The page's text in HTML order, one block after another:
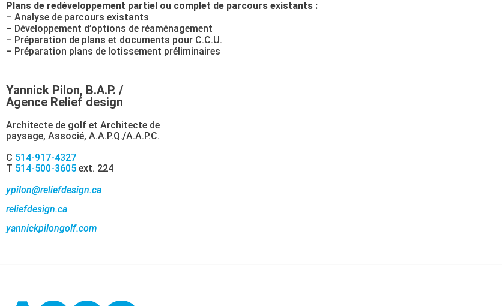
Plans de redéveloppement partiel ou complet de parcours existants :
– Analyse de parcours existants
– Développement d’options de réaménagement
– Préparation de plans et documents pour C.C.U.
– Préparation plans de lotissement préliminaires
Yannick Pilon, B.A.P. /
Agence Relief design
Architecte de golf et Architecte de
paysage, Associé, A.A.P.Q./A.A.P.C.
C 514-917-4327
T 514-500-3605 ext. 224
ypilon@reliefdesign.ca
reliefdesign.ca
yannickpilongolf.com